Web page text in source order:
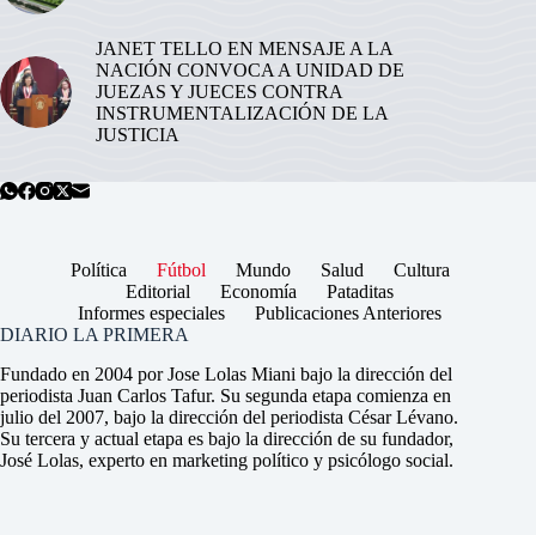
JANET TELLO EN MENSAJE A LA
NACIÓN CONVOCA A UNIDAD DE
JUEZAS Y JUECES CONTRA
INSTRUMENTALIZACIÓN DE LA
JUSTICIA
Política Fútbol Mundo Salud
Cultura
Editorial
Economía
Pataditas
Informes especiales
Publicaciones Anteriores
DIARIO LA PRIMERA
Fundado en 2004 por Jose Lolas Miani bajo la dirección del
periodista Juan Carlos Tafur. Su segunda etapa comienza en
julio del 2007, bajo la dirección del periodista César Lévano.
Su tercera y actual etapa es bajo la dirección de su fundador,
José Lolas, experto en marketing político y psicólogo social.